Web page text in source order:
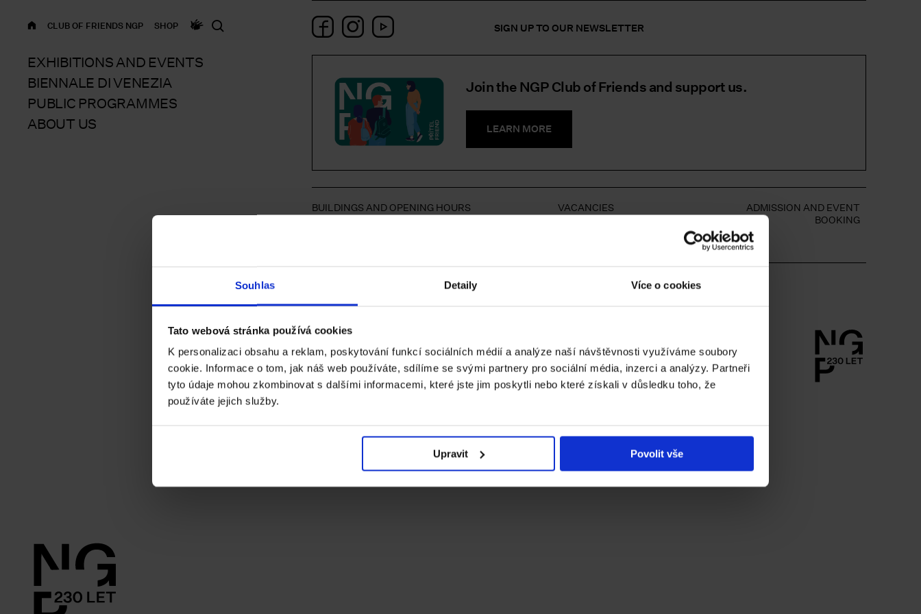
Souhlas Detaily Více o cookies
Tato webová stránka používá cookies
K personalizaci obsahu a reklam, poskytování funkcí sociálních médií a analýze naší návštěvnosti využíváme soubory
cookie. Informace o tom, jak náš web používáte, sdílíme se svými partnery pro sociální média, inzerci a analýzy. Partneři
tyto údaje mohou zkombinovat s dalšími informacemi, které jste jim poskytli nebo které získali v důsledku toho, že
používáte jejich služby.
Upravit Povolit vše
HOME
CLUB OF FRIENDS NGP SHOP
EXHIBITIONS AND EVENTS
BIENNALE DI VENEZIA
PUBLIC PROGRAMMES
ABOUT US
Facebook
Instagram
YouTube SIGN UP TO OUR NEWSLETTER
Join the NGP Club of Friends and support us.
LEARN MORE
BUILDINGS AND OPENING HOURS VACANCIES
ADMISSION AND EVENT
BOOKING
View our partners
Accessibility statement GDPR Imprint